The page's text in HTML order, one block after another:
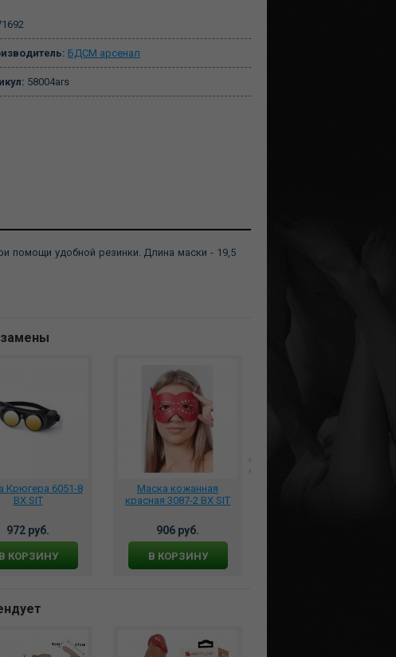
БДСМ арсенал
58004ars
помощи удобной резинки. Длина маски - 19,5
Крюгера 6051-8
BX SIT
972 руб.
В КОРЗИНУ
Маска кожанная
красная 3087-2 BX SIT
906 руб.
В КОРЗИНУ